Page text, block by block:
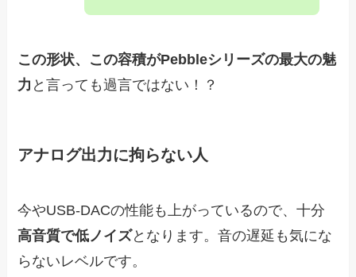
この形状、この容積がPebbleシリーズの最大の魅
力 と言っても過言ではない！？
アナログ出力に拘らない人
今やUSB-DACの性能も上がっているので、十分
高音質で低ノイズとなります。音の遅延も気にな
らないレベルです。